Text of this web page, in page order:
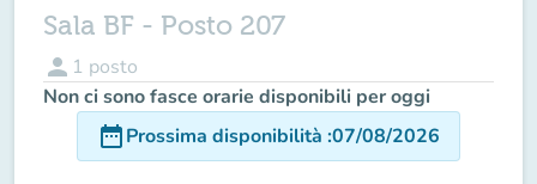
Sala BF - Posto 207
person 1 posto
Non ci sono fasce orarie disponibili per oggi
date_rangeProssima disponibilità :07/08/2026